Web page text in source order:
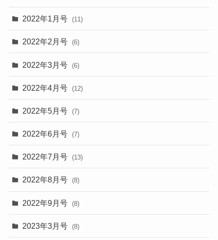
2022年1月号 (11)
2022年2月号 (6)
2022年3月号 (6)
2022年4月号 (12)
2022年5月号 (7)
2022年6月号 (7)
2022年7月号 (13)
2022年8月号 (8)
2022年9月号 (8)
2023年3月号 (8)